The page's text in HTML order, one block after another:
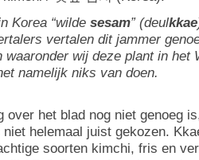
Korea “wilde sesam” (deulkkae
vertalen dit jammer
waaronder wij deze plant in het
namelijk niks van doen.
over het blad nog niet genoeg
niet helemaal juist gekozen.
soorten kimchi, fris en